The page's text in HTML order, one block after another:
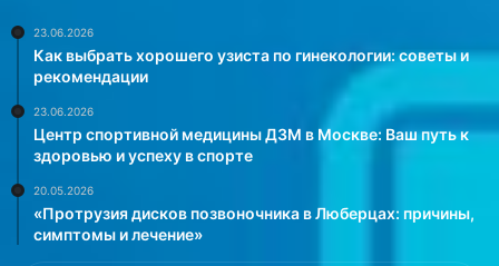
23.06.2026
Как выбрать хорошего узиста по гинекологии: советы и
рекомендации
23.06.2026
Центр спортивной медицины ДЗМ в Москве: Ваш путь к
здоровью и успеху в спорте
20.05.2026
«Протрузия дисков позвоночника в Люберцах: причины,
симптомы и лечение»